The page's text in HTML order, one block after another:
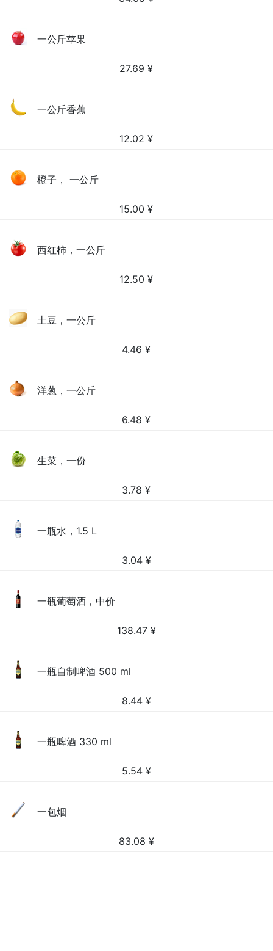
一公斤苹果
27.69 ¥
一公斤香蕉
12.02 ¥
橙子， 一公斤
15.00 ¥
西红柿，一公斤
12.50 ¥
土豆，一公斤
4.46 ¥
洋葱，一公斤
6.48 ¥
生菜，一份
3.78 ¥
一瓶水，1.5 L
3.04 ¥
一瓶葡萄酒，中价
138.47 ¥
一瓶自制啤酒 500 ml
8.44 ¥
一瓶啤酒 330 ml
5.54 ¥
一包烟
83.08 ¥